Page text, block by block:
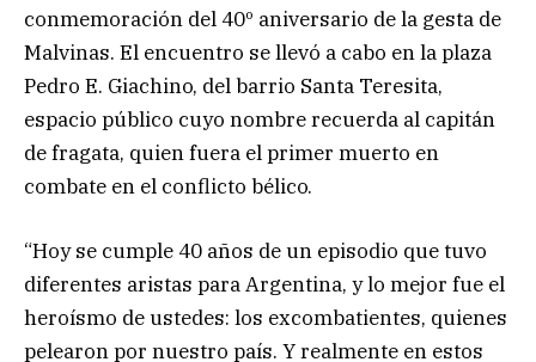
conmemoración del 40º aniversario de la gesta de
Malvinas. El encuentro se llevó a cabo en la plaza
Pedro E. Giachino, del barrio Santa Teresita,
espacio público cuyo nombre recuerda al capitán
de fragata, quien fuera el primer muerto en
combate en el conflicto bélico.
“Hoy se cumple 40 años de un episodio que tuvo
diferentes aristas para Argentina, y lo mejor fue el
heroísmo de ustedes: los excombatientes, quienes
pelearon por nuestro país. Y realmente en estos